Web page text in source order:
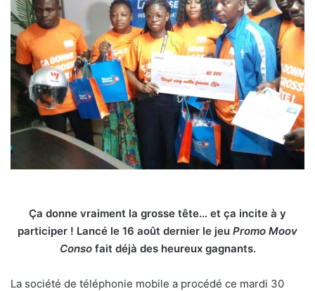
Ça donne vraiment la grosse tête… et ça incite à y
participer ! Lancé le 16 août dernier le jeu Promo Moov
Conso fait déjà des heureux gagnants.
La société de téléphonie mobile a procédé ce mardi 30